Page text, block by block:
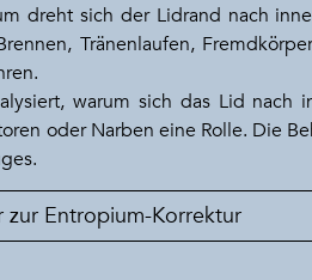
dreht sich der Lidrand nach
Tränenlaufen,
warum sich das Lid nach
oder Narben eine Rolle. Die
zur Entropium-Korrektur